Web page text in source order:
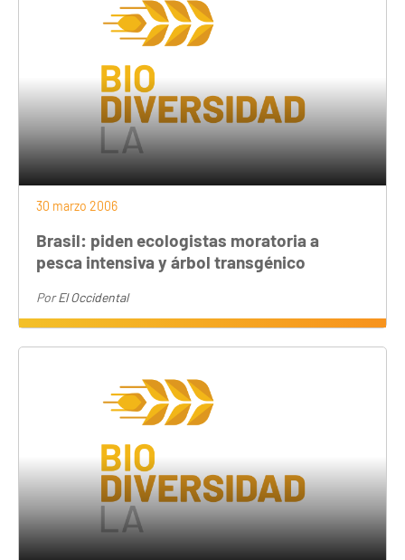
30 marzo 2006
Brasil: piden ecologistas moratoria a
pesca intensiva y árbol transgénico
PorEl Occidental